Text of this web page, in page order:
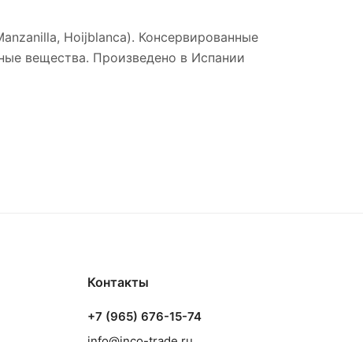
Hoijblanca). Консервированные
вещества. Произведено в Испании
Контакты
+7 (965) 676-15-74